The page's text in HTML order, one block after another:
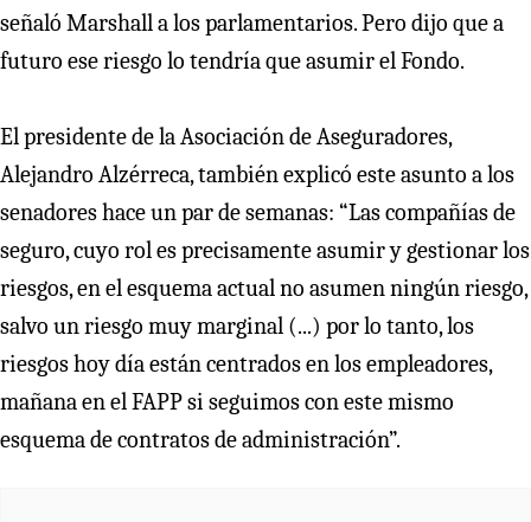
señaló Marshall a los parlamentarios. Pero dijo que a
futuro ese riesgo lo tendría que asumir el Fondo.
El presidente de la Asociación de Aseguradores,
Alejandro Alzérreca, también explicó este asunto a los
senadores hace un par de semanas: “Las compañías de
seguro, cuyo rol es precisamente asumir y gestionar los
riesgos, en el esquema actual no asumen ningún riesgo,
salvo un riesgo muy marginal (...) por lo tanto, los
riesgos hoy día están centrados en los empleadores,
mañana en el FAPP si seguimos con este mismo
esquema de contratos de administración”.